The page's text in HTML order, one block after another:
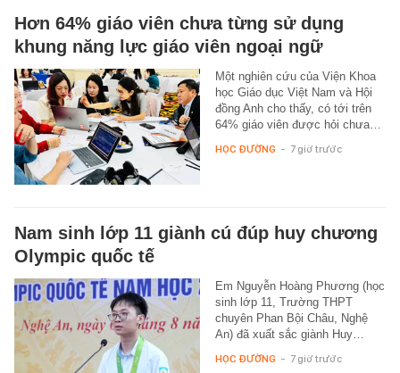
Hơn 64% giáo viên chưa từng sử dụng
khung năng lực giáo viên ngoại ngữ
Một nghiên cứu của Viện Khoa
học Giáo dục Việt Nam và Hội
đồng Anh cho thấy, có tới trên
64% giáo viên được hỏi chưa…
HỌC ĐƯỜNG - 7 giờ trước
Nam sinh lớp 11 giành cú đúp huy chương
Olympic quốc tế
Em Nguyễn Hoàng Phương (học
sinh lớp 11, Trường THPT
chuyên Phan Bội Châu, Nghệ
An) đã xuất sắc giành Huy…
HỌC ĐƯỜNG - 7 giờ trước